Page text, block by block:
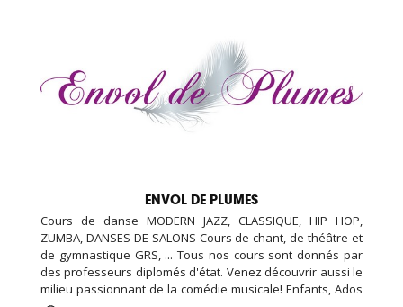
ENVOL DE PLUMES
Cours de danse MODERN JAZZ, CLASSIQUE, HIP HOP,
ZUMBA, DANSES DE SALONS Cours de chant, de théâtre et
de gymnastique GRS, ... Tous nos cours sont donnés par
des professeurs diplomés d'état. Venez découvrir aussi le
milieu passionnant de la comédie musicale! Enfants, Ados